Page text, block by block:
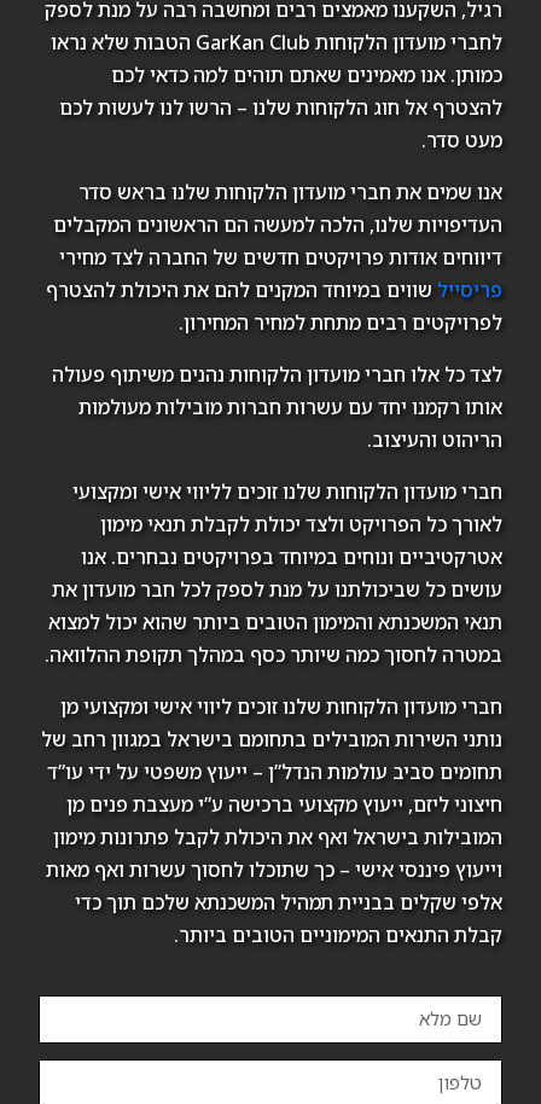
רגיל, השקענו מאמצים רבים ומחשבה רבה על מנת לספק
לחברי מועדון הלקוחות GarKan Club הטבות שלא נראו
כמותן. אנו מאמינים שאתם תוהים למה כדאי לכם
להצטרף אל חוג הלקוחות שלנו – הרשו לנו לעשות לכם
מעט סדר.
אנו שמים את חברי מועדון הלקוחות שלנו בראש סדר
העדיפויות שלנו, הלכה למעשה הם הראשונים המקבלים
דיווחים אודות פרויקטים חדשים של החברה לצד מחירי
פריסייל שווים במיוחד המקנים להם את היכולת להצטרף
לפרויקטים רבים מתחת למחיר המחירון.
לצד כל אלו חברי מועדון הלקוחות נהנים משיתוף פעולה
אותו רקמנו יחד עם עשרות חברות מובילות מעולמות
הריהוט והעיצוב.
חברי מועדון הלקוחות שלנו זוכים לליווי אישי ומקצועי
לאורך כל הפרויקט ולצד יכולת לקבלת תנאי מימון
אטרקטיביים ונוחים במיוחד בפרויקטים נבחרים. אנו
עושים כל שביכולתנו על מנת לספק לכל חבר מועדון את
תנאי המשכנתא והמימון הטובים ביותר שהוא יכול למצוא
במטרה לחסוך כמה שיותר כסף במהלך תקופת ההלוואה.
חברי מועדון הלקוחות שלנו זוכים ליווי אישי ומקצועי מן
נותני השירות המובילים בתחומם בישראל במגוון רחב של
תחומים סביב עולמות הנדל”ן – ייעוץ משפטי על ידי עו”ד
חיצוני ליזם, ייעוץ מקצועי ברכישה ע”י מעצבת פנים מן
המובילות בישראל ואף את היכולת לקבל פתרונות מימון
וייעוץ פיננסי אישי – כך שתוכלו לחסוך עשרות ואף מאות
אלפי שקלים בבניית תמהיל המשכנתא שלכם תוך כדי
קבלת התנאים המימוניים הטובים ביותר.